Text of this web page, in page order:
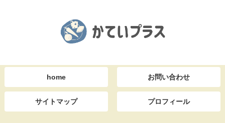
home お問い合わせ
サイトマップ プロフィール